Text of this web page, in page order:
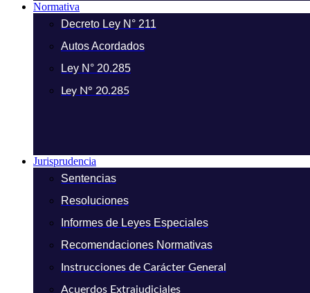
Normativa
Decreto Ley N° 211
Autos Acordados
Ley N° 20.285
Ley N° 20.285
Jurisprudencia
Sentencias
Resoluciones
Informes de Leyes Especiales
Recomendaciones Normativas
Instrucciones de Carácter General
Acuerdos Extrajudiciales